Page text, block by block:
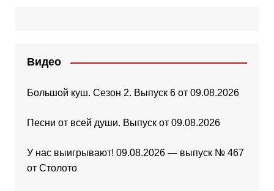
Видео
Большой куш. Сезон 2. Выпуск 6 от 09.08.2026
Песни от всей души. Выпуск от 09.08.2026
У нас выигрывают! 09.08.2026 — выпуск № 467
от Столото